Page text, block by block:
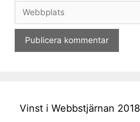
Webbplats
Vinst i Webbstjärnan 2018